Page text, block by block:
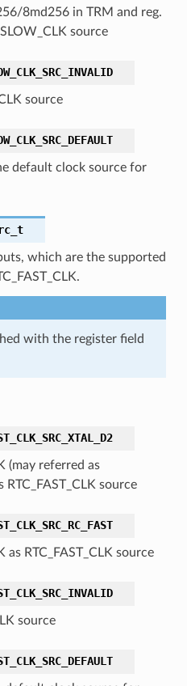
8md256 in TRM and reg.
source
source
default clock source for
which are the supported
with the register field
(may referred as
RTC_FAST_CLK source
as RTC_FAST_CLK source
source